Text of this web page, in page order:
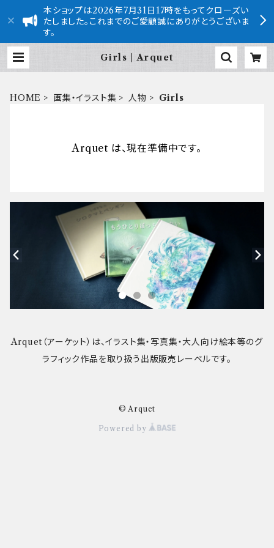
本ショップは2026年7月31日17時をもってクローズい
たしました。これまでのご愛顧誠にありがとうございま
す。
Girls | Arquet
HOME 画集・イラスト集 人物 Girls
Arquet は、現在準備中です。
Arquet（アーケット）は、イラスト集・写真集・大人向け絵本等のグ
ラフィック作品を取り扱う出版販売レーベルです。
© Arquet
Powered by